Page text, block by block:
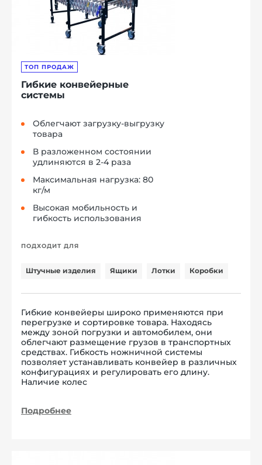
ТОП ПРОДАЖ
Гибкие конвейерные
системы
Облегчают загрузку-выгрузку
товара
В разложенном состоянии
удлиняются в 2-4 раза
Максимальная нагрузка: 80
кг/м
Высокая мобильность и
гибкость использования
ПОДХОДИТ ДЛЯ
Штучные изделия Ящики Лотки Коробки
Гибкие конвейеры широко применяются при
перегрузке и сортировке товара. Находясь
между зоной погрузки и автомобилем, они
облегчают размещение грузов в транспортных
средствах. Гибкость ножничной системы
позволяет устанавливать конвейер в различных
конфигурациях и регулировать его длину.
Наличие колес
Подробнее